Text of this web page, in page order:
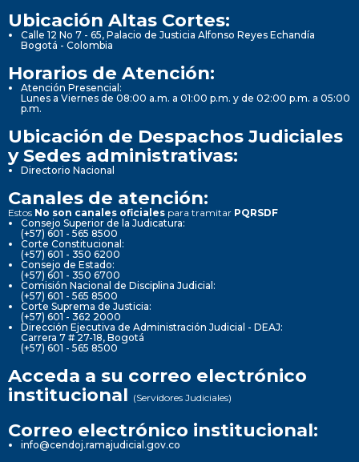
Ubicación Altas Cortes:
Calle 12 No 7 - 65, Palacio de Justicia Alfonso Reyes Echandía
Bogotá - Colombia
Horarios de Atención:
Atención Presencial:
Lunes a Viernes de 08:00 a.m. a 01:00 p.m. y de 02:00 p.m. a 05:00
p.m.
Ubicación de Despachos Judiciales
y Sedes administrativas:
Directorio Nacional
Canales de atención:
Estos No son canales oficiales para tramitar PQRSDF
Consejo Superior de la Judicatura:
(+57) 601 - 565 8500
Corte Constitucional:
(+57) 601 - 350 6200
Consejo de Estado:
(+57) 601 - 350 6700
Comisión Nacional de Disciplina Judicial:
(+57) 601 - 565 8500
Corte Suprema de Justicia:
(+57) 601 - 362 2000
Dirección Ejecutiva de Administración Judicial - DEAJ:
Carrera 7 # 27-18, Bogotá
(+57) 601 - 565 8500
Acceda a su correo electrónico
institucional (Servidores Judiciales)
Correo electrónico institucional:
info@cendoj.ramajudicial.gov.co